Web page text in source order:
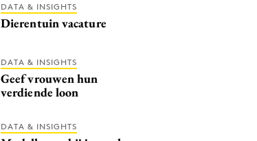
DATA & INSIGHTS
Dierentuin vacature
DATA & INSIGHTS
Geef vrouwen hun
verdiende loon
DATA & INSIGHTS